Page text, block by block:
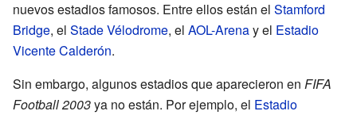
nuevos estadios famosos. Entre ellos están el Stamford
Bridge, el Stade Vélodrome, el AOL-Arenay el Estadio
Vicente Calderón.
Sin embargo, algunos estadios que aparecieron en FIFA
Football 2003ya no están. Por ejemplo, el Estadio